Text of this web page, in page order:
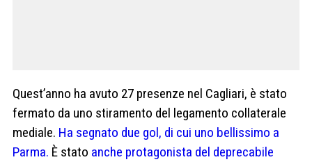
Quest’anno ha avuto 27 presenze nel Cagliari, è stato
fermato da uno stiramento del legamento collaterale
mediale. Ha segnato due gol, di cui uno bellissimo a
Parma. È stato anche protagonista del deprecabile